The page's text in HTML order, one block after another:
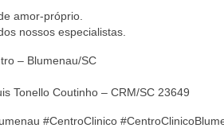
amor-próprio.
nossos especialistas.
– Blumenau/SC
Tonello Coutinho – CRM/SC 23649
#CentroClinico